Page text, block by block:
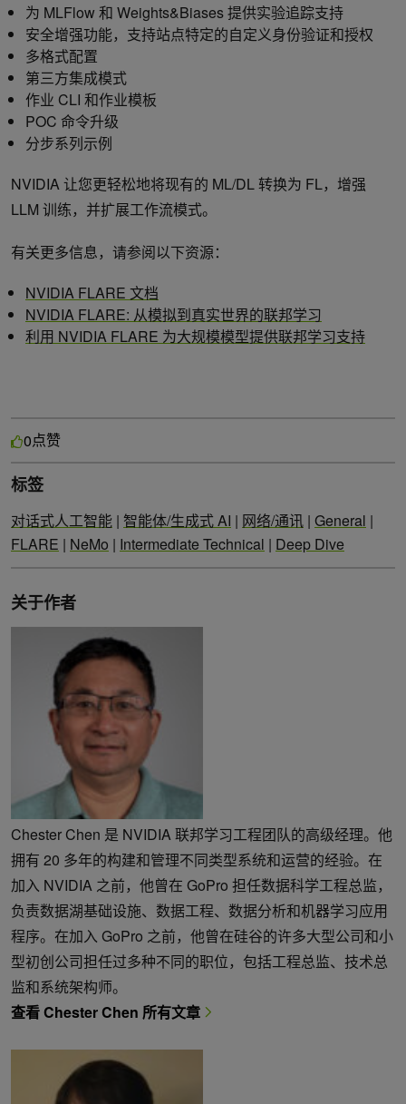
为 MLFlow 和 Weights&Biases 提供实验追踪支持
安全增强功能，支持站点特定的自定义身份验证和授权
多格式配置
第三方集成模式
作业 CLI 和作业模板
POC 命令升级
分步系列示例
NVIDIA 让您更轻松地将现有的 ML/DL 转换为 FL，增强
LLM 训练，并扩展工作流模式。
有关更多信息，请参阅以下资源：
NVIDIA FLARE 文档
NVIDIA FLARE: 从模拟到真实世界的联邦学习
利用 NVIDIA FLARE 为大规模模型提供联邦学习支持
0点赞
标签
对话式人工智能 | 智能体/生成式 AI | 网络/通讯 | General |
FLARE | NeMo | Intermediate Technical | Deep Dive
关于作者
Chester Chen 是 NVIDIA 联邦学习工程团队的高级经理。他
拥有 20 多年的构建和管理不同类型系统和运营的经验。在
加入 NVIDIA 之前，他曾在 GoPro 担任数据科学工程总监，
负责数据湖基础设施、数据工程、数据分析和机器学习应用
程序。在加入 GoPro 之前，他曾在硅谷的许多大型公司和小
型初创公司担任过多种不同的职位，包括工程总监、技术总
监和系统架构师。
查看 Chester Chen 所有文章